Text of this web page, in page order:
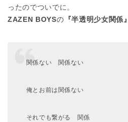
ったのでついでに。
ZAZEN BOYSの 『半透明少女関係』
関係ない 関係ない
俺とお前は関係ない
それでも繋がる 関係